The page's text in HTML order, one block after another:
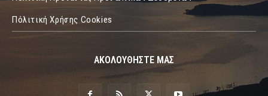
Πόλιτική Χρήσης Cookies
ΑΚΟΛΟΥΘΗΣΤΕ ΜΑΣ